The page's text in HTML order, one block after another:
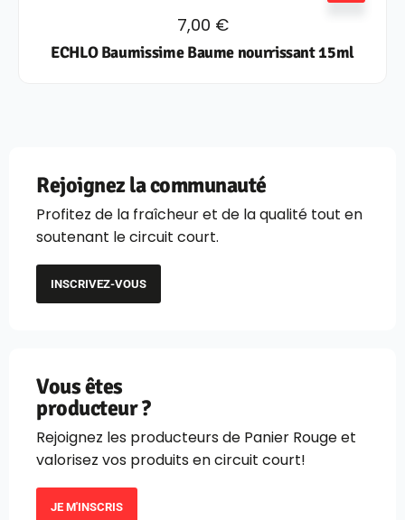
7,00 €
ECHLO Baumissime Baume nourrissant 15ml
Rejoignez la communauté
Profitez de la fraîcheur et de la qualité tout en
soutenant le circuit court.
INSCRIVEZ-VOUS
Vous êtes
producteur ?
Rejoignez les producteurs de Panier Rouge et
valorisez vos produits en circuit court!
JE M'INSCRIS